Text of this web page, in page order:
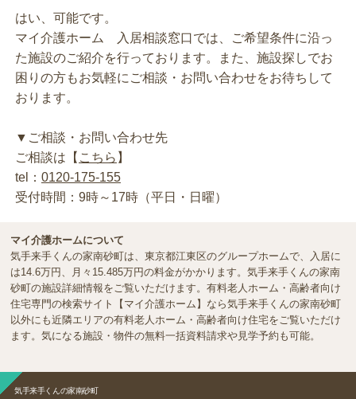
はい、可能です。
マイ介護ホーム 入居相談窓口では、ご希望条件に沿っ
た施設のご紹介を行っております。また、施設探しでお
困りの方もお気軽にご相談・お問い合わせをお待ちして
おります。
▼ご相談・お問い合わせ先
ご相談は【 こちら 】
tel： 0120-175-155
受付時間：9時～17時（平日・日曜）
マイ介護ホームについて
気手来手くんの家南砂町は、東京都江東区のグループホームで、入居に
は14.6万円、月々15.485万円の料金がかかります。気手来手くんの家南
砂町の施設詳細情報をご覧いただけます。有料老人ホーム・高齢者向け
住宅専門の検索サイト【マイ介護ホーム】なら気手来手くんの家南砂町
以外にも近隣エリアの有料老人ホーム・高齢者向け住宅をご覧いただけ
ます。気になる施設・物件の無料一括資料請求や見学予約も可能。
気手来手くんの家南砂町